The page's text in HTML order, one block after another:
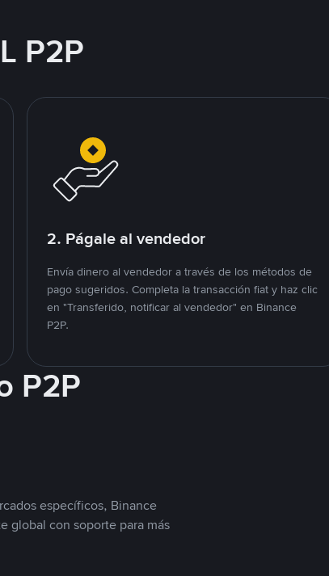
P2P
2. Págale al vendedor
Envía dinero al vendedor a través de los métodos de
pago sugeridos. Completa la transacción fiat y haz clic
en "Transferido, notificar al vendedor" en Binance
P2P.
P2P
específicos, Binance
global con soporte para más